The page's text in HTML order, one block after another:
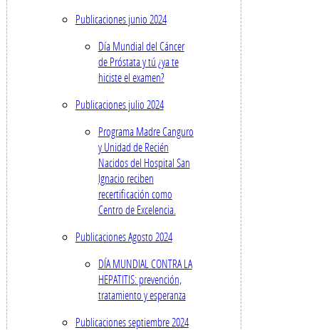
Publicaciones junio 2024
Día Mundial del Cáncer
de Próstata y tú ¿ya te
hiciste el examen?
Publicaciones julio 2024
Programa Madre Canguro
y Unidad de Recién
Nacidos del Hospital San
Ignacio reciben
recertificación como
Centro de Excelencia.
Publicaciones Agosto 2024
DÍA MUNDIAL CONTRA LA
HEPATITIS: prevención,
tratamiento y esperanza
Publicaciones septiembre 2024